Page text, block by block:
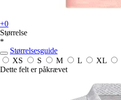
+0
Størrelse
*
Størrelsesguide
XS
S M L XL
Dette felt er påkrævet